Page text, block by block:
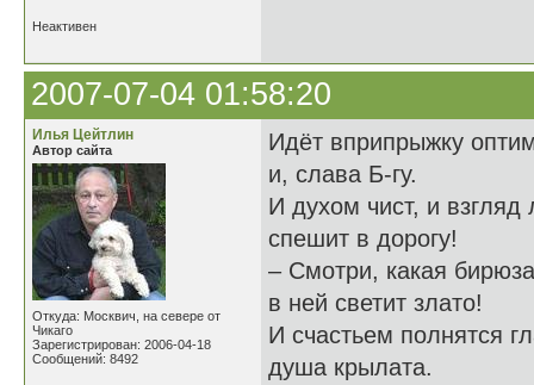
Неактивен
2007-07-04 01:58:20
Илья Цейтлин
Автор сайта
Откуда: Москвич, на севере от
Чикаго
Зарегистрирован: 2006-04-18
Сообщений: 8492
Идёт вприпрыжку
и, слава Б-гу.
И духом чист, и взгляд
спешит в дорогу!
– Смотри, какая
в ней светит злато!
И счастьем полнятся
душа крылата.